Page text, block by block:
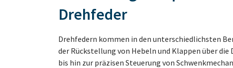
Drehfeder
Drehfedern kommen in den unterschiedlichsten
der Rückstellung von Hebeln und Klappen über die
bis hin zur präzisen Steuerung von